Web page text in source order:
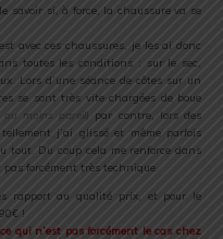
savoir si, à force, la chaussure va se
avec ces chaussures, je les ai donc
toutes les conditions : sur le sec,
Lors d’une séance de côtes sur un
se sont très vite chargées de boue
moins pareil) par contre, lors des
j’ai glissé et même parfois
tout. Du coup cela me renforce dans
forcément très technique.
rapport au qualité prix, et pour le
!
qui n’est pas forcément le cas chez